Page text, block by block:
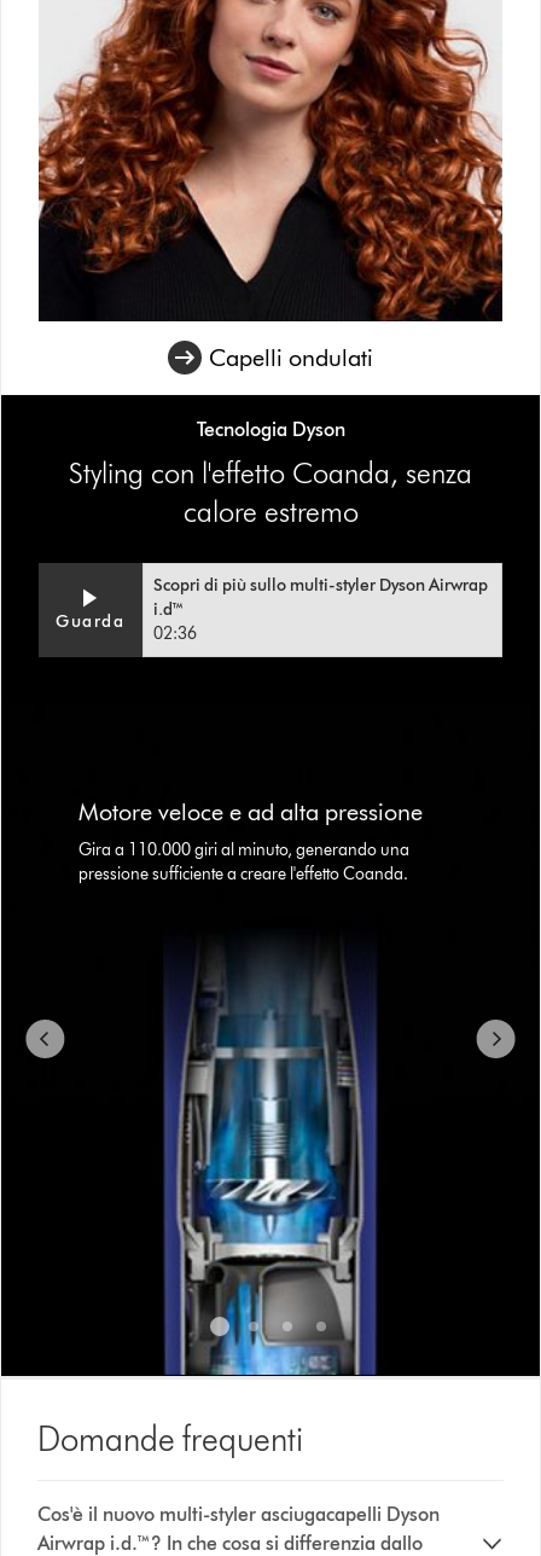
Capelli ondulati
Tecnologia Dyson
Styling con l'effetto Coanda, senza
calore estremo
Guarda
Scopri di più sullo multi-styler Dyson Airwrap
i.d™
02:36
jump
Motore veloce e ad alta pressione
Gira a 110.000 giri al minuto, generando una
pressione sufficiente a creare l'effetto Coanda.
Domande frequenti
Cos'è il nuovo multi-styler asciugacapelli Dyson
Airwrap i.d.™? In che cosa si differenzia dallo